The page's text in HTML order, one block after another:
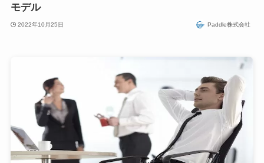
モデル
2022年10月25日 Paddle株式会社